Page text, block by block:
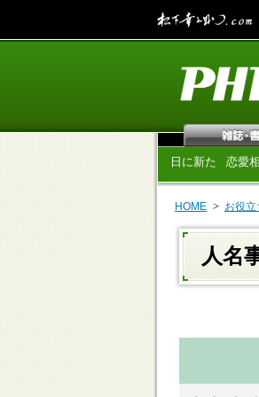
日に新た 恋愛
HOME お役立
人名